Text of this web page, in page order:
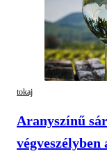
tokaj
Aranyszínű
végveszélyben